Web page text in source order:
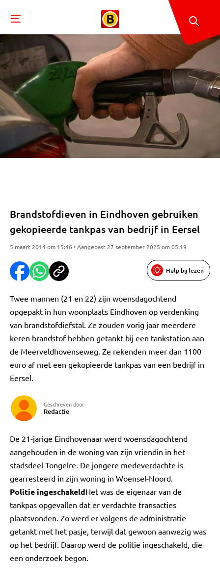
Brandstofdieven in Eindhoven gebruiken
gekopieerde tankpas van bedrijf in Eersel
5 maart 2014 om 15:46 • Aangepast 27 september 2025 om 05:19
Hulp bij lezen
Twee mannen (21 en 22) zijn woensdagochtend
opgepakt in hun woonplaats Eindhoven op verdenking
van brandstofdiefstal. Ze zouden vorig jaar meerdere
keren brandstof hebben getankt bij een tankstation aan
de Meerveldhovenseweg. Ze rekenden meer dan 1100
euro af met een gekopieerde tankpas van een bedrijf in
Eersel.
Geschreven door
Redactie
De 21-jarige Eindhovenaar werd woensdagochtend
aangehouden in de woning van zijn vriendin in het
stadsdeel Tongelre. De jongere medeverdachte is
gearresteerd in zijn woning in Woensel-Noord.
Politie ingeschakeldHet was de eigenaar van de
tankpas opgevallen dat er verdachte transacties
plaatsvonden. Zo werd er volgens de administratie
getankt met het pasje, terwijl dat gewoon aanwezig was
op het bedrijf. Daarop werd de politie ingeschakeld, die
een onderzoek begon.